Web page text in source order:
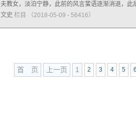
夫教女，淡泊宁静，此前的风言蜚语逐渐消退，
文史 栏目 （2018-05-09 - 56416）
首 页 上一页 1 2 3 4 5